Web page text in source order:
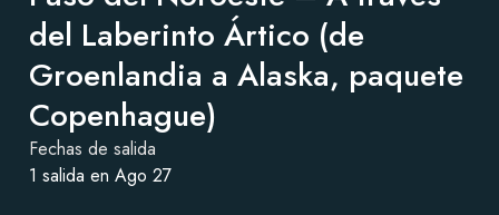
del Laberinto Ártico (de
Groenlandia a Alaska, paquete
Copenhague)
Fechas de salida
1 salida en Ago 27